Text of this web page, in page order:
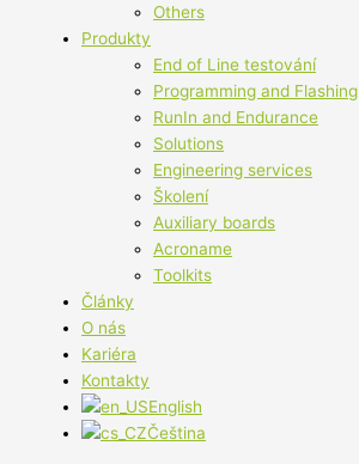
Others
Produkty
End of Line testování
Programming and Flashing
RunIn and Endurance
Solutions
Engineering services
Školení
Auxiliary boards
Acroname
Toolkits
Články
O nás
Kariéra
Kontakty
English
Čeština